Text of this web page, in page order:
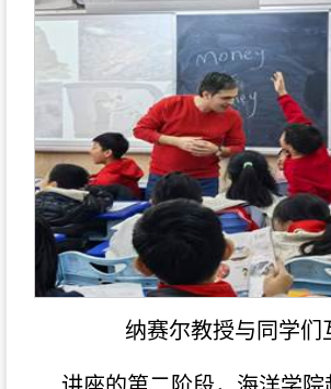
纳赛尔教授与同学们